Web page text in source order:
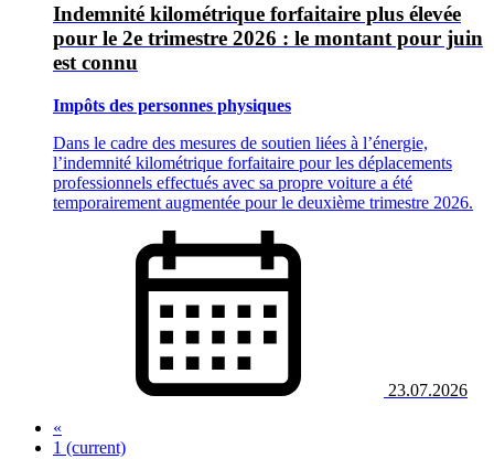
Indemnité kilométrique forfaitaire plus élevée
pour le 2e trimestre 2026 : le montant pour juin
est connu
Impôts des personnes physiques
Dans le cadre des mesures de soutien liées à l’énergie,
l’indemnité kilométrique forfaitaire pour les déplacements
professionnels effectués avec sa propre voiture a été
temporairement augmentée pour le deuxième trimestre 2026.
23.07.2026
«
1 (current)